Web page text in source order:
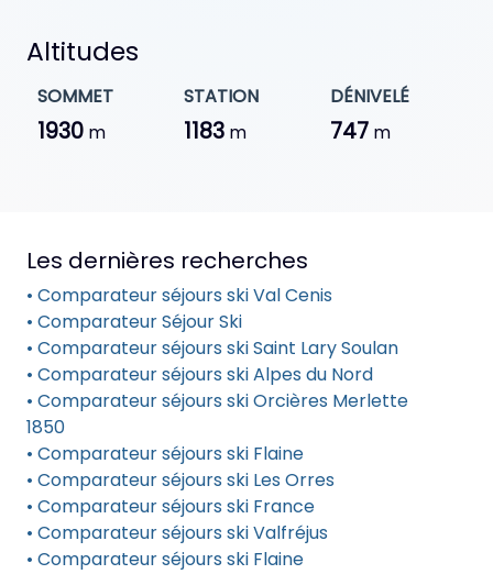
Altitudes
SOMMET
1930 m
STATION
1183 m
DÉNIVELÉ
747m
Les dernières recherches
• Comparateur séjours ski Val Cenis
• Comparateur Séjour Ski
• Comparateur séjours ski Saint Lary Soulan
• Comparateur séjours ski Alpes du Nord
• Comparateur séjours ski Orcières Merlette
1850
• Comparateur séjours ski Flaine
• Comparateur séjours ski Les Orres
• Comparateur séjours ski France
• Comparateur séjours ski Valfréjus
• Comparateur séjours ski Flaine